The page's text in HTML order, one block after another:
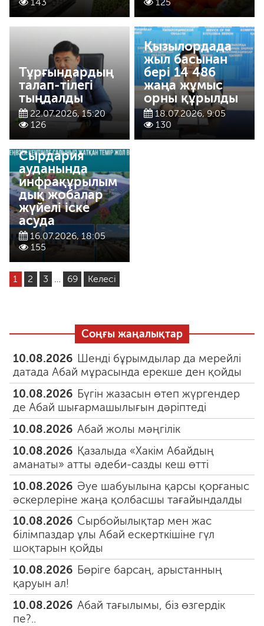
Тұрғындардың
талап-тілегі
тыңдалды
22.07.2026, 15:20
126
Қызылордада
жыл басынан
бері 14 486
жаңа жұмыс
орны құрылды
18.07.2026, 9:05
130
Сырдария
ауданында
инфрақұрылым
дық жобалар
жүйелі іске
асуда
16.07.2026, 18:05
155
1 2 3 … 69 Келесі
Соңғы жаңалықтар
10.08.2026 Шенді бұрымдылар да мерейлі
датада Абай мұрасында ерекше ден қойды
10.08.2026 Бүгін жазасын өтеп жүргендер
де Абай шығармашылығын дәріптеді
10.08.2026 Абай жолы мәңгілік
10.08.2026 Қазалыда «Хакім Абайдың
аманаты» атты әдеби-сазды кеш өтті
10.08.2026 Әуе шабуылына қарсы қорғаныс
әскерлеріне жаңа қолбасшы тағайындалды
10.08.2026 Сырбойылықтар мен жас
білімпаздар ұлы Абай ескерткішіне гүл
шоқтарын қойды
10.08.2026 Бөріге барсаң, арыстанның
қаруын ал!
10.08.2026 Абай тағылымы, біз өзгердік
пе?..